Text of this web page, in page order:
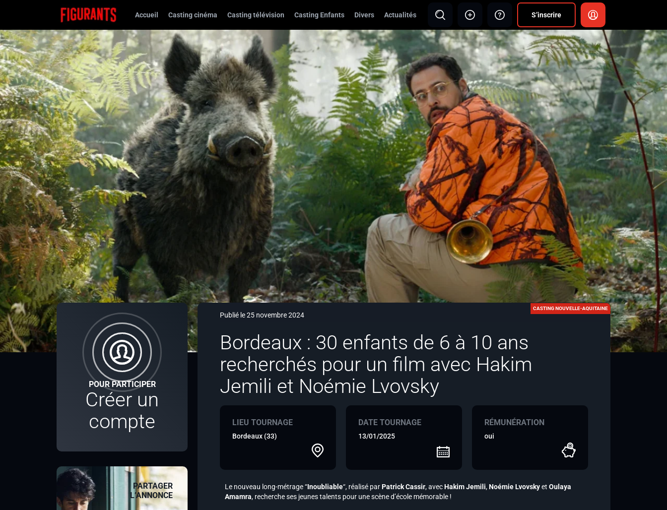
Accueil Casting cinéma Casting télévision Casting Enfants Divers Actualités S’inscrire
POUR PARTICIPER
Créer un
compte
PARTAGER
L’ANNONCE
Publié le 25 novembre 2024
CASTING NOUVELLE-AQUITAINE
Bordeaux : 30 enfants de 6 à 10 ans
recherchés pour un film avec Hakim
Jemili et Noémie Lvovsky
LIEU TOURNAGE
Bordeaux (33)
DATE TOURNAGE
13/01/2025
RÉMUNÉRATION
oui
Le nouveau long-métrage “Inoubliable“, réalisé parPatrick Cassir, avecHakim Jemili,Noémie Lvovskyet Oulaya
Amamra, recherche ses jeunes talents pour une scène d’école mémorable !